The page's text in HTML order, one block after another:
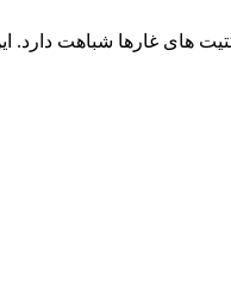
های غارها شباهت دارد.